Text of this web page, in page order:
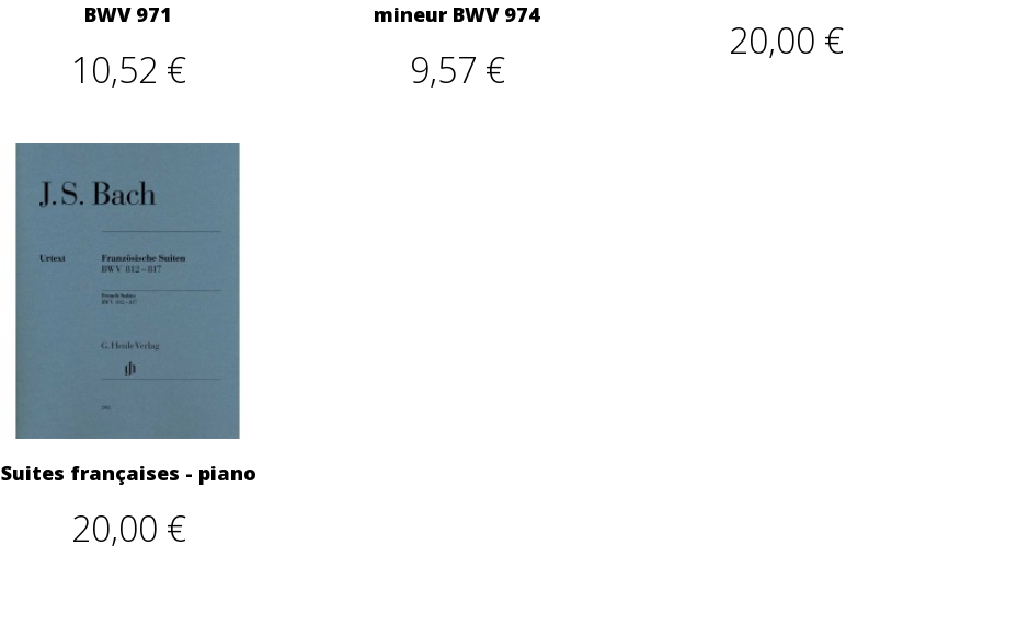
BWV 971
10,52 €
mineur BWV 974
9,57 €
20,00 €
Suites françaises - piano
20,00 €